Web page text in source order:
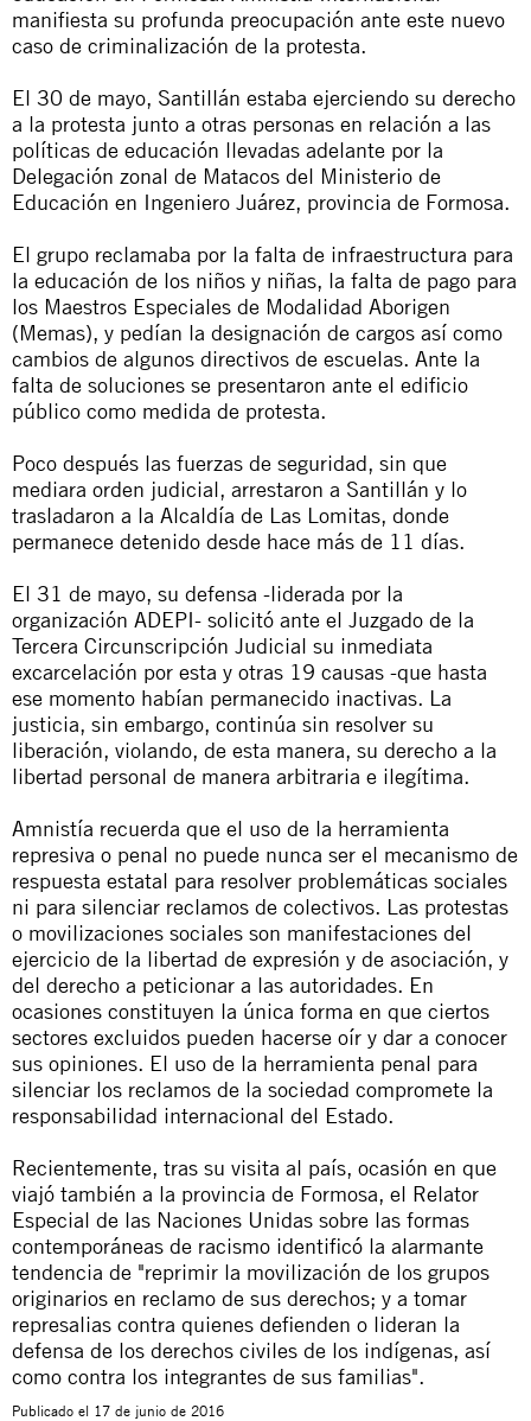
manifiesta su profunda preocupación ante este nuevo
caso de criminalización de la protesta.
El 30 de mayo, Santillán estaba ejerciendo su derecho
a la protesta junto a otras personas en relación a las
políticas de educación llevadas adelante por la
Delegación zonal de Matacos del Ministerio de
Educación en Ingeniero Juárez, provincia de Formosa.
El grupo reclamaba por la falta de infraestructura para
la educación de los niños y niñas, la falta de pago para
los Maestros Especiales de Modalidad Aborigen
(Memas), y pedían la designación de cargos así como
cambios de algunos directivos de escuelas. Ante la
falta de soluciones se presentaron ante el edificio
público como medida de protesta.
Poco después las fuerzas de seguridad, sin que
mediara orden judicial, arrestaron a Santillán y lo
trasladaron a la Alcaldía de Las Lomitas, donde
permanece detenido desde hace más de 11 días.
El 31 de mayo, su defensa -liderada por la
organización ADEPI- solicitó ante el Juzgado de la
Tercera Circunscripción Judicial su inmediata
excarcelación por esta y otras 19 causas -que hasta
ese momento habían permanecido inactivas. La
justicia, sin embargo, continúa sin resolver su
liberación, violando, de esta manera, su derecho a la
libertad personal de manera arbitraria e ilegítima.
Amnistía recuerda que el uso de la herramienta
represiva o penal no puede nunca ser el mecanismo de
respuesta estatal para resolver problemáticas sociales
ni para silenciar reclamos de colectivos. Las protestas
o movilizaciones sociales son manifestaciones del
ejercicio de la libertad de expresión y de asociación, y
del derecho a peticionar a las autoridades. En
ocasiones constituyen la única forma en que ciertos
sectores excluidos pueden hacerse oír y dar a conocer
sus opiniones. El uso de la herramienta penal para
silenciar los reclamos de la sociedad compromete la
responsabilidad internacional del Estado.
Recientemente, tras su visita al país, ocasión en que
viajó también a la provincia de Formosa, el Relator
Especial de las Naciones Unidas sobre las formas
contemporáneas de racismo identificó la alarmante
tendencia de "reprimir la movilización de los grupos
originarios en reclamo de sus derechos; y a tomar
represalias contra quienes defienden o lideran la
defensa de los derechos civiles de los indígenas, así
como contra los integrantes de sus familias".
Publicado el 17 de junio de 2016